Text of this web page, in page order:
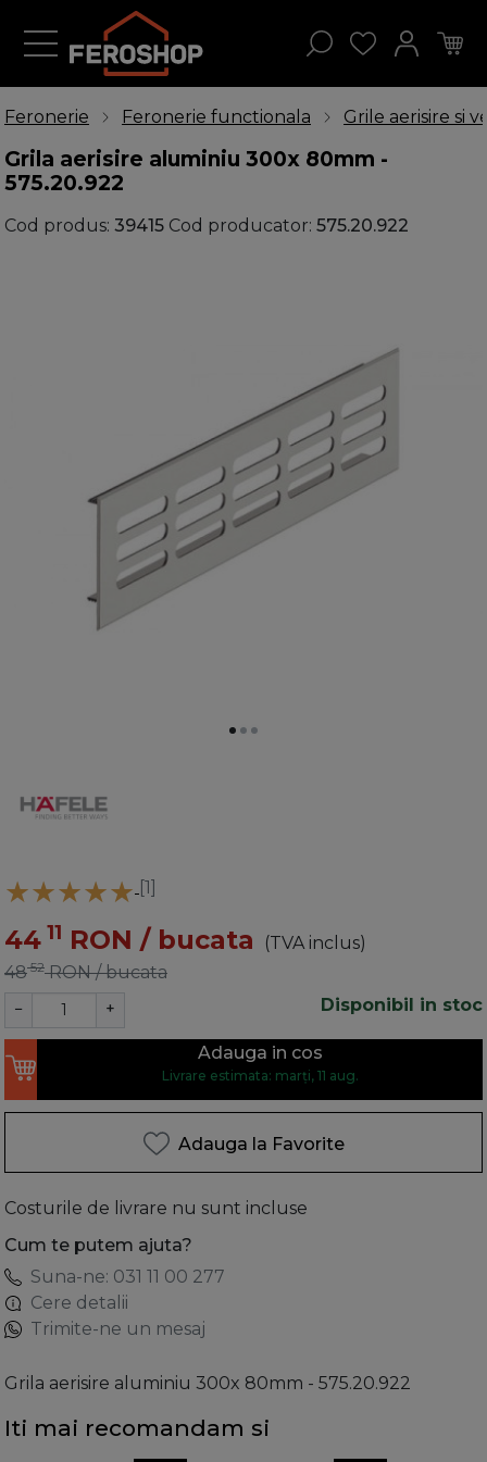
Feronerie Feronerie functionala Grile aerisire si
Grila aerisire aluminiu 300x 80mm -
575.20.922
Cod produs: 39415 Cod producator: 575.20.922
[1]
44 11 RON / bucata
(TVA inclus)
4852 RON / bucata
Disponibil in stoc
− +
Adauga in cos
Livrare estimata: marți, 11 aug.
Adauga la Favorite
Costurile de livrare nu sunt incluse
Cum te putem ajuta?
Suna-ne: 031 11 00 277
Cere detalii
Trimite-ne un mesaj
Grila aerisire aluminiu 300x 80mm - 575.20.922
Iti mai recomandam si